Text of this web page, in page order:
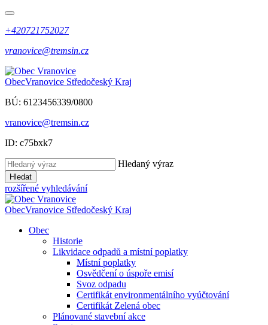
+420721752027
vranovice@tremsin.cz
ObecVranovice Středočeský Kraj
BÚ: 6123456339/0800
vranovice@tremsin.cz
ID: c75bxk7
Hledaný výraz
Hledat
rozšířené vyhledávání
ObecVranovice Středočeský Kraj
Obec
Historie
Likvidace odpadů a místní poplatky
Místní poplatky
Osvědčení o úspoře emisí
Svoz odpadu
Certifikát environmentálního vyúčtování
Certifikát Zelená obec
Plánované stavební akce